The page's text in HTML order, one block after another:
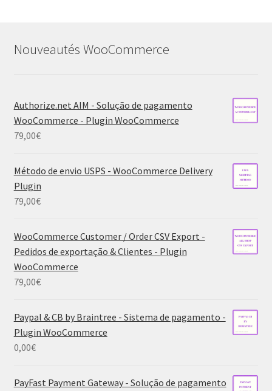
Nouveautés WooCommerce
Authorize.net AIM - Solução de pagamento
WooCommerce - Plugin WooCommerce
79,00€
Método de envio USPS - WooCommerce Delivery
Plugin
79,00€
WooCommerce Customer / Order CSV Export -
Pedidos de exportação & Clientes - Plugin
WooCommerce
79,00€
Paypal & CB by Braintree - Sistema de pagamento -
Plugin WooCommerce
0,00€
PayFast Payment Gateway - Solução de pagamento